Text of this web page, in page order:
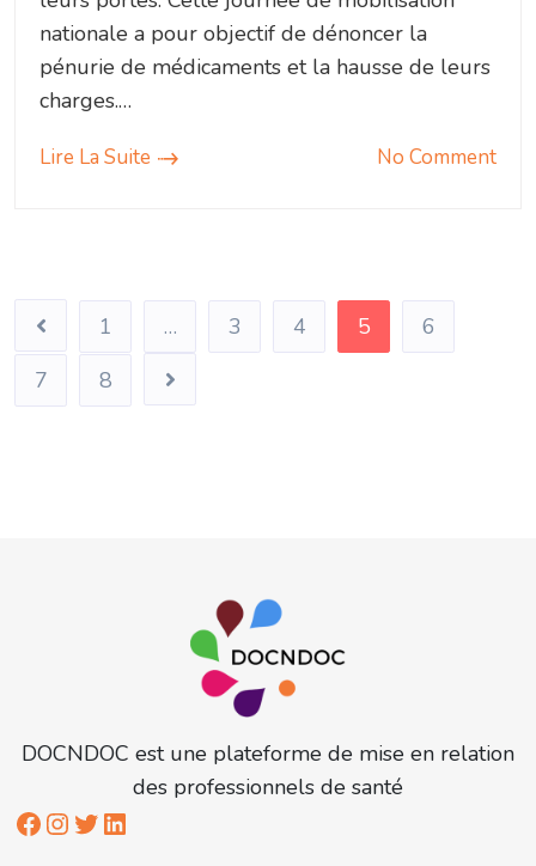
nationale a pour objectif de dénoncer la
pénurie de médicaments et la hausse de leurs
charges.…
Lire La Suite No Comment
1 … 3 4 5
6
7
8
DOCNDOC est une plateforme de mise en relation
des professionnels de santé